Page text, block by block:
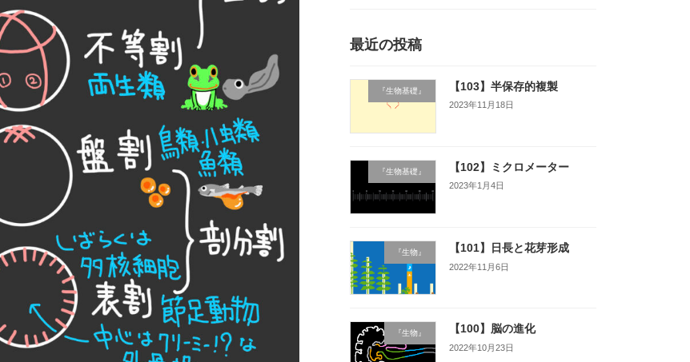
最近の投稿
『生物基礎』 【103】半保存的複製
2023年11月18日
『生物基礎』 【102】ミクロメーター
2023年1月4日
『生物』 【101】日長と花芽形成
2022年11月6日
『生物』 【100】脳の進化
2022年10月23日